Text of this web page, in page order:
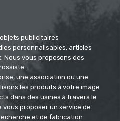
publicitaires
personnalisables, articles
Nous vous proposons des
une association ou une
les produits à votre image
dans des usines à travers le
proposer un service de
et de fabrication